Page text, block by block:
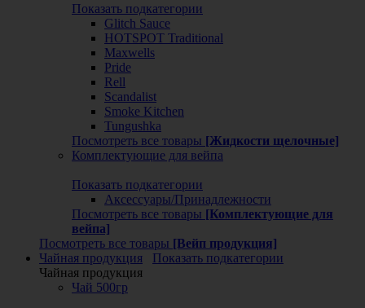
Показать подкатегории
Glitch Sauce
HOTSPOT Traditional
Maxwells
Pride
Rell
Scandalist
Smoke Kitchen
Tungushka
Посмотреть все товары [Жидкости щелочные]
Комплектующие для вейпа
Показать подкатегории
Аксессуары/Принадлежности
Посмотреть все товары [Комплектующие для
вейпа]
Посмотреть все товары [Вейп продукция]
Чайная продукция
Показать подкатегории
Чайная продукция
Чай 500гр